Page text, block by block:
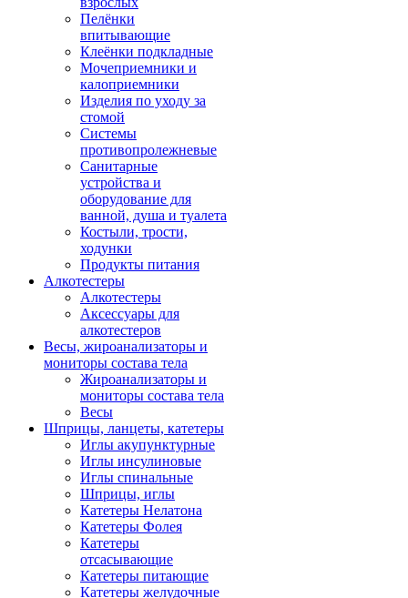
Пелёнки
впитывающие
Клеёнки подкладные
Мочеприемники и
калоприемники
Изделия по уходу за
стомой
Системы
противопролежневые
Санитарные
устройства и
оборудование для
ванной, душа и туалета
Костыли, трости,
ходунки
Продукты питания
Алкотестеры
Алкотестеры
Аксессуары для
алкотестеров
Весы, жироанализаторы и
мониторы состава тела
Жироанализаторы и
мониторы состава тела
Весы
Шприцы, ланцеты, катетеры
Иглы акупунктурные
Иглы инсулиновые
Иглы спинальные
Шприцы, иглы
Катетеры Нелатона
Катетеры Фолея
Катетеры
отсасывающие
Катетеры питающие
Катетеры желудочные